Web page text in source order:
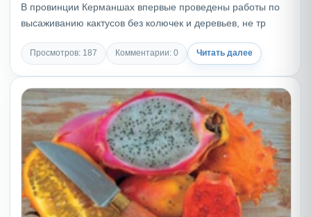
В провинции Керманшах впервые проведены работы по
высаживанию кактусов без колючек и деревьев, не тр
Просмотров: 187 Комментарии: 0 Читать далее